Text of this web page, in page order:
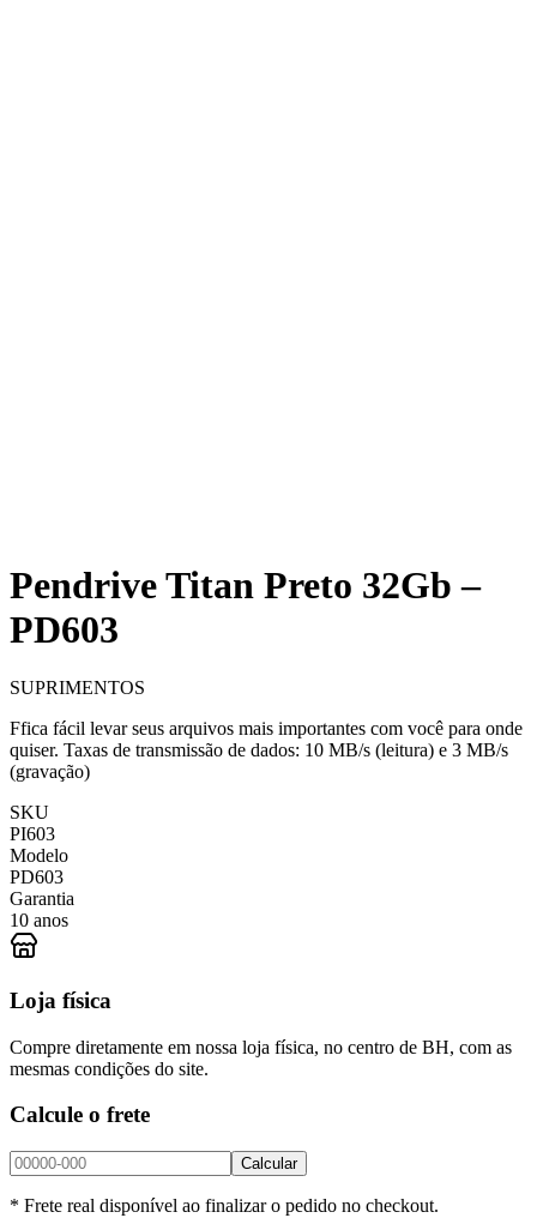
Pendrive Titan Preto 32Gb –
PD603
SUPRIMENTOS
Ffica fácil levar seus arquivos mais importantes com você para onde
quiser. Taxas de transmissão de dados: 10 MB/s (leitura) e 3 MB/s
(gravação)
SKU
PI603
Modelo
PD603
Garantia
10 anos
Loja física
Compre diretamente em nossa loja física, no centro de BH, com as
mesmas condições do site.
Calcule o frete
Calcular
* Frete real disponível ao finalizar o pedido no checkout.